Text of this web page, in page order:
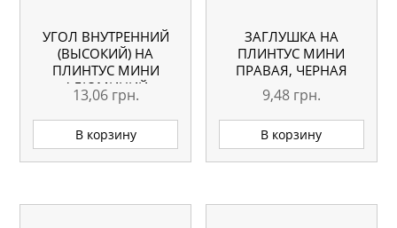
УГОЛ ВНУТРЕННИЙ
(ВЫСОКИЙ) НА
ПЛИНТУС МИНИ
АЛЮМИНИЙ
13,06 грн.
В корзину
ЗАГЛУШКА НА
ПЛИНТУС МИНИ
ПРАВАЯ, ЧЕРНАЯ
9,48 грн.
В корзину